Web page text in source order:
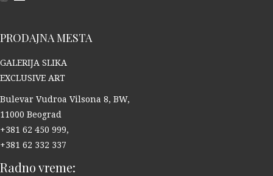
PRODAJNA MESTA
GALERIJA SLIKA
EXCLUSIVE ART
Bulevar Vudroa Vilsona 8, BW,
11000 Beograd
+381 62 450 999,
+381 62 332 337
Radno vreme: